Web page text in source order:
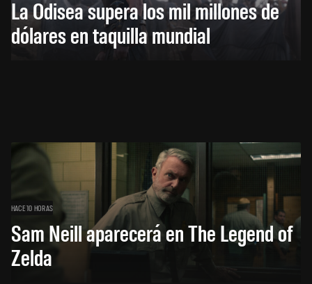
La Odisea supera los mil millones de
dólares en taquilla mundial
HACE 10 HORAS
Sam Neill aparecerá en The Legend of
Zelda